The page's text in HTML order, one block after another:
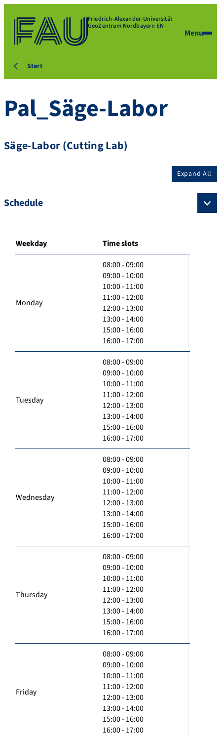
Friedrich-Alexander-Universität
GeoZentrum Nordbayern EN
Menu
Start
Pal_Säge-Labor
Säge-Labor (Cutting Lab)
Expand All
Schedule
Weekday Time slots
Monday
08:00 - 09:00
09:00 - 10:00
10:00 - 11:00
11:00 - 12:00
12:00 - 13:00
13:00 - 14:00
15:00 - 16:00
16:00 - 17:00
Tuesday
08:00 - 09:00
09:00 - 10:00
10:00 - 11:00
11:00 - 12:00
12:00 - 13:00
13:00 - 14:00
15:00 - 16:00
16:00 - 17:00
Wednesday
08:00 - 09:00
09:00 - 10:00
10:00 - 11:00
11:00 - 12:00
12:00 - 13:00
13:00 - 14:00
15:00 - 16:00
16:00 - 17:00
Thursday
08:00 - 09:00
09:00 - 10:00
10:00 - 11:00
11:00 - 12:00
12:00 - 13:00
13:00 - 14:00
15:00 - 16:00
16:00 - 17:00
Friday
08:00 - 09:00
09:00 - 10:00
10:00 - 11:00
11:00 - 12:00
12:00 - 13:00
13:00 - 14:00
15:00 - 16:00
16:00 - 17:00